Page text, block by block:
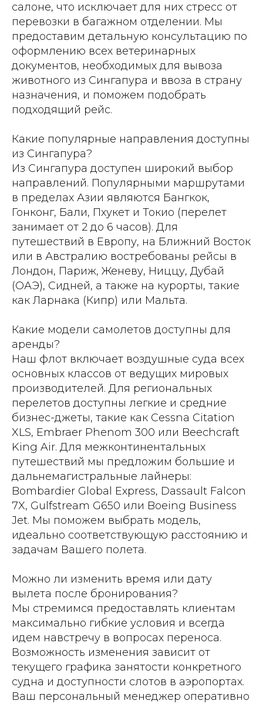
салоне, что исключает для них стресс от
перевозки в багажном отделении. Мы
предоставим детальную консультацию по
оформлению всех ветеринарных
документов, необходимых для вывоза
животного из Сингапура и ввоза в страну
назначения, и поможем подобрать
подходящий рейс.
Какие популярные направления доступны
из Сингапура?
Из Сингапура доступен широкий выбор
направлений. Популярными маршрутами
в пределах Азии являются Бангкок,
Гонконг, Бали, Пхукет и Токио (перелет
занимает от 2 до 6 часов). Для
путешествий в Европу, на Ближний Восток
или в Австралию востребованы рейсы в
Лондон, Париж, Женеву, Ниццу, Дубай
(ОАЭ), Сидней, а также на курорты, такие
как Ларнака (Кипр) или Мальта.
Какие модели самолетов доступны для
аренды?
Наш флот включает воздушные суда всех
основных классов от ведущих мировых
производителей. Для региональных
перелетов доступны легкие и средние
бизнес-джеты, такие как Cessna Citation
XLS, Embraer Phenom 300 или Beechcraft
King Air. Для межконтинентальных
путешествий мы предложим большие и
дальнемагистральные лайнеры:
Bombardier Global Express, Dassault Falcon
7X, Gulfstream G650 или Boeing Business
Jet. Мы поможем выбрать модель,
идеально соответствующую расстоянию и
задачам Вашего полета.
Можно ли изменить время или дату
вылета после бронирования?
Мы стремимся предоставлять клиентам
максимально гибкие условия и всегда
идем навстречу в вопросах переноса.
Возможность изменения зависит от
текущего графика занятости конкретного
судна и доступности слотов в аэропортах.
Ваш персональный менеджер оперативно